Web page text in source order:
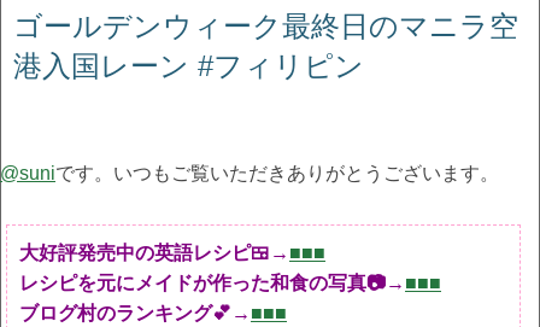
ゴールデンウィーク最終日のマニラ空
港入国レーン #フィリピン
@suniです。いつもご覧いただきありがとうございます。
大好評発売中の英語レシピ🍱→ ■■■
レシピを元にメイドが作った和食の写真📷→ ■■■
ブログ村のランキング💕→ ■■■